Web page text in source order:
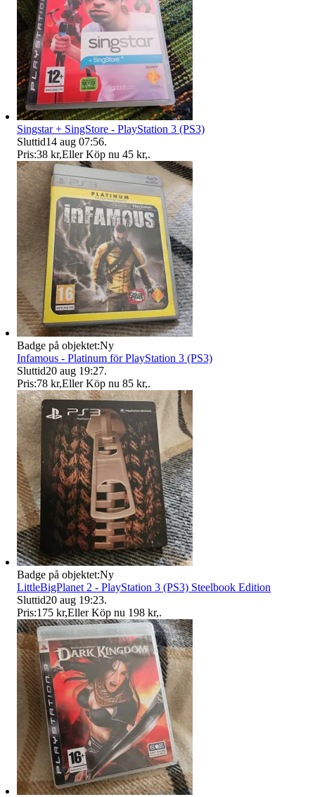
Singstar + SingStore - PlayStation 3 (PS3)
Sluttid14 aug 07:56.
Pris:38 kr,Eller Köp nu 45 kr,.
Badge på objektet:Ny
Infamous - Platinum för PlayStation 3 (PS3)
Sluttid20 aug 19:27.
Pris:78 kr,Eller Köp nu 85 kr,.
Badge på objektet:Ny
LittleBigPlanet 2 - PlayStation 3 (PS3) Steelbook Edition
Sluttid20 aug 19:23.
Pris:175 kr,Eller Köp nu 198 kr,.